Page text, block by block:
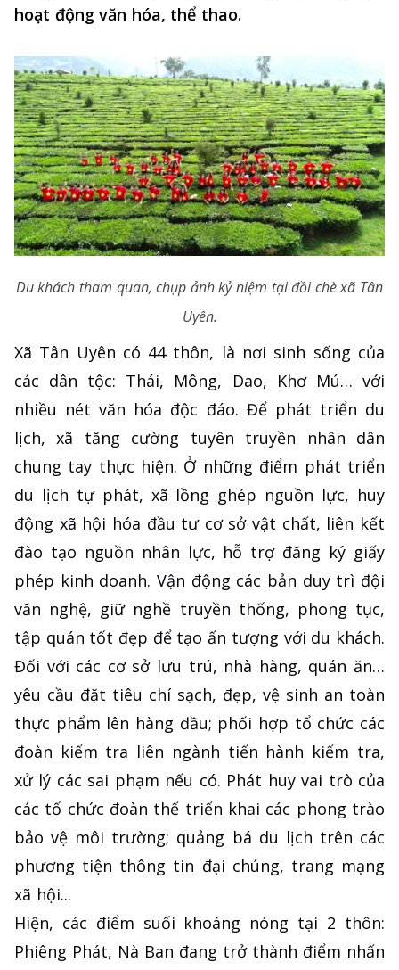
hoạt động văn hóa, thể thao.
Du khách tham quan, chụp ảnh kỷ niệm tại đồi chè xã Tân
Uyên.
Xã Tân Uyên có 44 thôn, là nơi sinh sống của
các dân tộc: Thái, Mông, Dao, Khơ Mú… với
nhiều nét văn hóa độc đáo. Để phát triển du
lịch, xã tăng cường tuyên truyền nhân dân
chung tay thực hiện. Ở những điểm phát triển
du lịch tự phát, xã lồng ghép nguồn lực, huy
động xã hội hóa đầu tư cơ sở vật chất, liên kết
đào tạo nguồn nhân lực, hỗ trợ đăng ký giấy
phép kinh doanh. Vận động các bản duy trì đội
văn nghệ, giữ nghề truyền thống, phong tục,
tập quán tốt đẹp để tạo ấn tượng với du khách.
Đối với các cơ sở lưu trú, nhà hàng, quán ăn…
yêu cầu đặt tiêu chí sạch, đẹp, vệ sinh an toàn
thực phẩm lên hàng đầu; phối hợp tổ chức các
đoàn kiểm tra liên ngành tiến hành kiểm tra,
xử lý các sai phạm nếu có. Phát huy vai trò của
các tổ chức đoàn thể triển khai các phong trào
bảo vệ môi trường; quảng bá du lịch trên các
phương tiện thông tin đại chúng, trang mạng
xã hội...
Hiện, các điểm suối khoáng nóng tại 2 thôn:
Phiêng Phát, Nà Ban đang trở thành điểm nhấn